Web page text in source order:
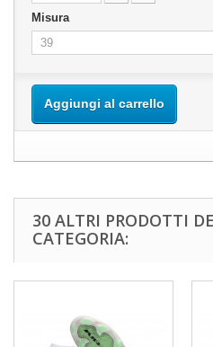
Misura
Aggiungi al carrello
30 ALTRI PRODOTTI
CATEGORIA: